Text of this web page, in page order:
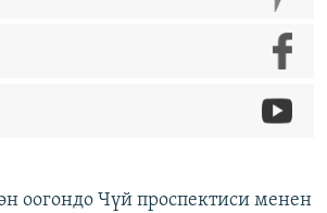
оогондо Чүй проспектиси менен